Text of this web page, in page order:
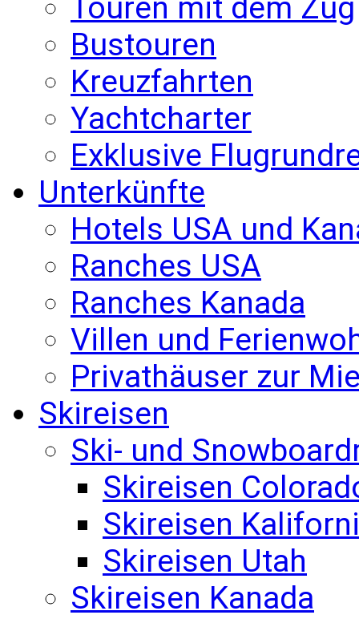
Touren mit dem Zug
Bustouren
Kreuzfahrten
Yachtcharter
Exklusive
Unterkünfte
Hotels USA und
Ranches USA
Ranches Kanada
Villen und
Privathäuser zur
Skireisen
Ski- und
Skireisen
Skireisen
Skireisen Utah
Skireisen Kanada